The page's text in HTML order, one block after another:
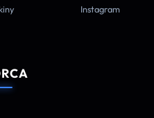
Instagram